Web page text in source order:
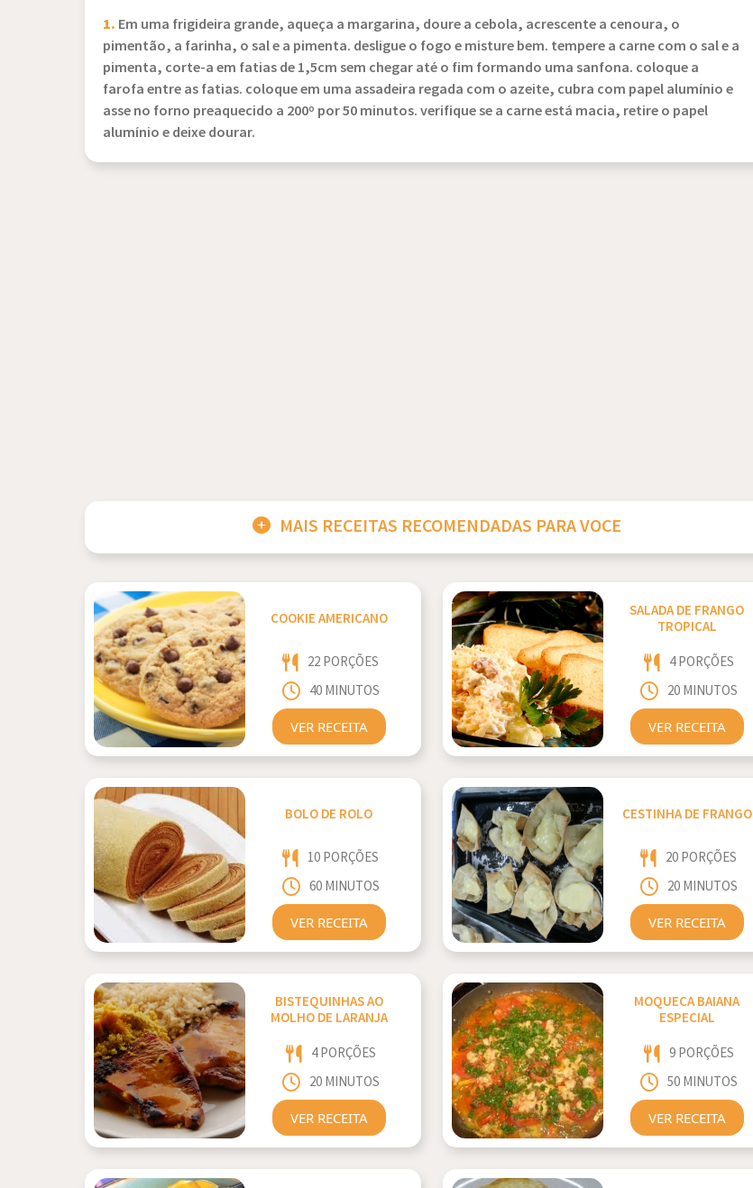
1. Em uma frigideira grande, aqueça a margarina, doure a cebola, acrescente a cenoura, o
pimentão, a farinha, o sal e a pimenta. desligue o fogo e misture bem. tempere a carne com o sal e a
pimenta, corte-a em fatias de 1,5cm sem chegar até o fim formando uma sanfona. coloque a
farofa entre as fatias. coloque em uma assadeira regada com o azeite, cubra com papel alumínio e
asse no forno preaquecido a 200º por 50 minutos. verifique se a carne está macia, retire o papel
alumínio e deixe dourar.
MAIS RECEITAS RECOMENDADAS PARA VOCE
COOKIE AMERICANO
22 PORÇÕES
40 MINUTOS
VER RECEITA
SALADA DE FRANGO
TROPICAL
4 PORÇÕES
20 MINUTOS
VER RECEITA
BOLO DE ROLO
10 PORÇÕES
60 MINUTOS
VER RECEITA
CESTINHA DE FRANGO
20 PORÇÕES
20 MINUTOS
VER RECEITA
BISTEQUINHAS AO
MOLHO DE LARANJA
4 PORÇÕES
20 MINUTOS
VER RECEITA
MOQUECA BAIANA
ESPECIAL
9 PORÇÕES
50 MINUTOS
VER RECEITA